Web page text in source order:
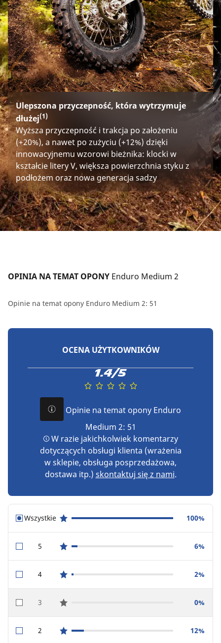
Ulepszona przyczepność, która wytrzymuje
dłużej(1)
Wyższa przyczepność i trakcja po założeniu
(+20%), a nawet po zużyciu (+12%) dzięki
innowacyjnemu wzorowi bieżnika: klocki w
kształcie litery V, większa powierzchnia styku z
podłożem oraz nowa generacja sadzy
OPINIA NA TEMAT OPONY Enduro Medium 2
Opinie na temat opony Enduro Medium 2: 51
OCENA UŻYTKOWNIKÓW
1.4/5
Opinie na temat opony Enduro
Medium 2: 51
W razie jakichkolwiek komentarzy
dotyczących obsługi klienta (wrażenia
w sklepie, obsługa posprzedażowa,
dostawa itp.) skontaktuj się z nami.
Wszystkiestar reviews 100%
5star reviews 6%
4star reviews 2%
3star reviews 0%
2star reviews 12%